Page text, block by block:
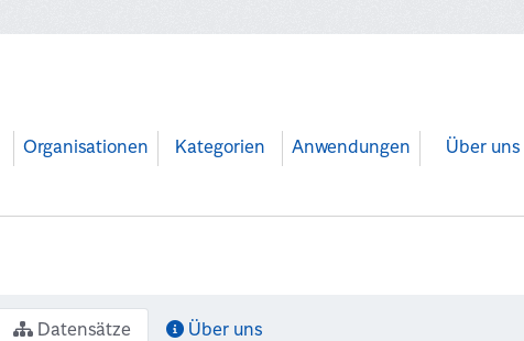
Organisationen Kategorien Anwendungen Über uns
Datensätze Über uns